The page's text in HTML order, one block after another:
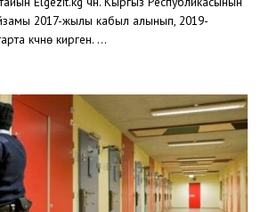
2017-жылы кабыл алынып, 2019-
күчүнө кирген. ...